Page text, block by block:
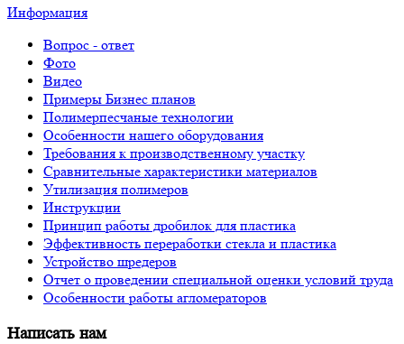
Информация
Вопрос - ответ
Фото
Видео
Примеры Бизнес планов
Полимерпесчаные технологии
Особенности нашего оборудования
Требования к производственному участку
Сравнительные характеристики материалов
Утилизация полимеров
Инструкции
Принцип работы дробилок для пластика
Эффективность переработки стекла и пластика
Устройство шредеров
Отчет о проведении специальной оценки условий труда
Особенности работы агломераторов
Написать нам